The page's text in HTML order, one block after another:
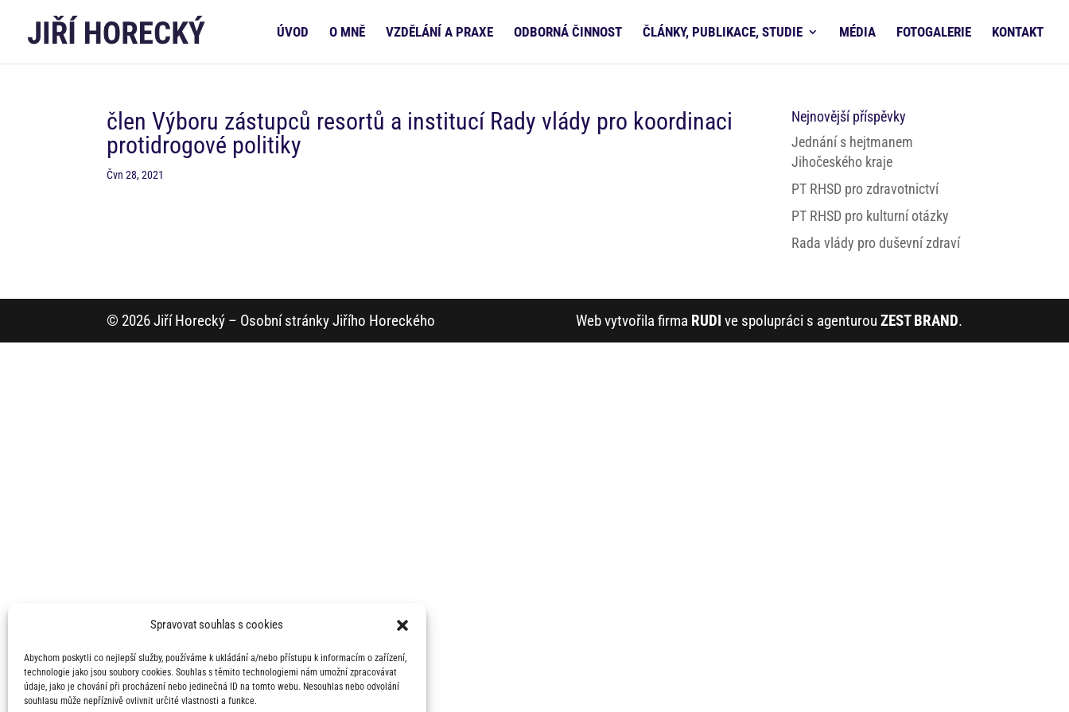
Spravovat souhlas s cookies
Abychom poskytli co nejlepší služby, používáme k ukládání a/nebo přístupu k informacím o zařízení,
technologie jako jsou soubory cookies. Souhlas s těmito technologiemi nám umožní zpracovávat
údaje, jako je chování při procházení nebo jedinečná ID na tomto webu. Nesouhlas nebo odvolání
souhlasu může nepříznivě ovlivnit určité vlastnosti a funkce.
ÚVOD O MNĚ VZDĚLÁNÍ A PRAXE ODBORNÁ ČINNOST ČLÁNKY, PUBLIKACE, STUDIE MÉDIA FOTOGALERIE KONTAKT
člen Výboru zástupců resortů a institucí Rady vlády pro koordinaci
protidrogové politiky
Čvn 28, 2021
Nejnovější příspěvky
Jednání s hejtmanem
Jihočeského kraje
PT RHSD pro zdravotnictví
PT RHSD pro kulturní otázky
Rada vlády pro duševní zdraví
© 2026 Jiří Horecký – Osobní stránky Jiřího Horeckého Web vytvořila firma RUDI ve spolupráci s agenturou ZEST BRAND.